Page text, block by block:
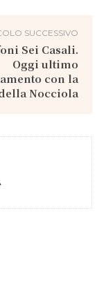
SUCCESSIVO
Sei Casali.
Oggi ultimo
con la
Nocciola